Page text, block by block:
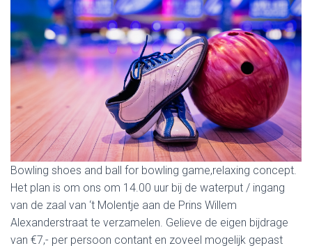
Bowling shoes and ball for bowling game,relaxing concept.
Het plan is om ons om 14.00 uur bij de waterput / ingang
van de zaal van ‘t Molentje aan de Prins Willem
Alexanderstraat te verzamelen. Gelieve de eigen bijdrage
van €7,- per persoon contant en zoveel mogelijk gepast